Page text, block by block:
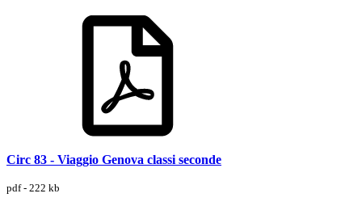
Circ 83 - Viaggio Genova classi seconde
pdf - 222 kb